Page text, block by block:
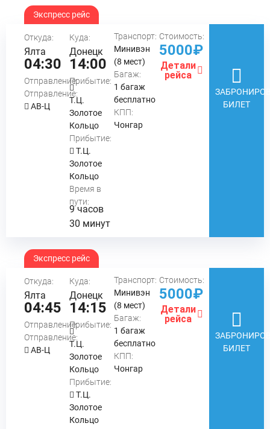
Экспресс рейс
Откуда:
Ялта
04:30
Отправление:
Отправление:
АВ-Ц
Куда:
Донецк
14:00
Прибытие:
Т.Ц.
Золотое
Кольцо
Прибытие:
Т.Ц.
Золотое
Кольцо
Время в
пути:
9 часов
30 минут
Транспорт:
Минивэн
(8 мест)
Багаж:
1 багаж
бесплатно
КПП:
Чонгар
Стоимость:
5000₽
Детали
рейса
БИЛЕТ
Экспресс рейс
Откуда:
Ялта
04:45
Отправление:
Отправление:
АВ-Ц
Куда:
Донецк
14:15
Прибытие:
Т.Ц.
Золотое
Кольцо
Прибытие:
Т.Ц.
Золотое
Кольцо
Транспорт:
Минивэн
(8 мест)
Багаж:
1 багаж
бесплатно
КПП:
Чонгар
Стоимость:
5000₽
Детали
рейса
БИЛЕТ